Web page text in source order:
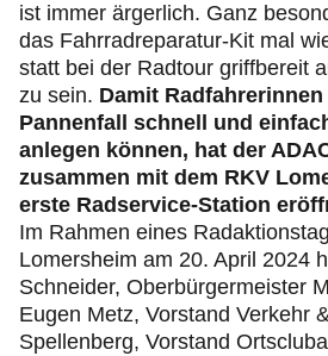
Ethikkodex
ist immer ärgerlich. Ganz
das Fahrradreparatur-Kit mal
statt bei der Radtour griffbereit
zu sein. Damit
Pannenfall schnell und
anlegen können, hat der
zusammen mit dem RKV
erste Radservice-Station
Im Rahmen eines
Lomersheim am 20. April 2024
Schneider, Oberbürgermeister
Eugen Metz, Vorstand Verkehr
Spellenberg, Vorstand